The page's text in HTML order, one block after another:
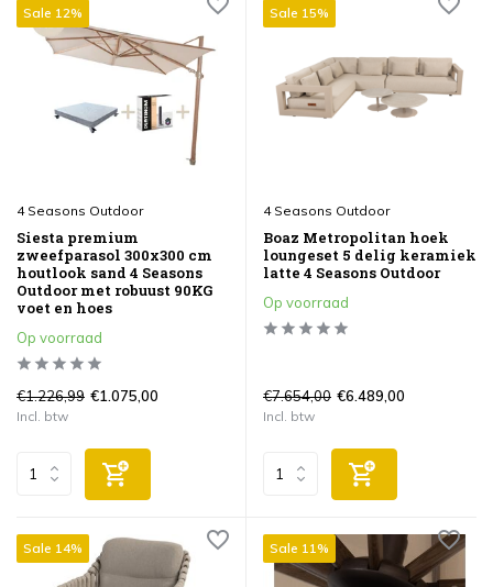
Sale 12%
4 Seasons Outdoor
Siesta premium
zweefparasol 300x300 cm
houtlook sand 4 Seasons
Outdoor met robuust 90KG
voet en hoes
Op voorraad
€1.226,99 €1.075,00
Incl. btw
Sale 15%
4 Seasons Outdoor
Boaz Metropolitan hoek
loungeset 5 delig keramiek
latte 4 Seasons Outdoor
Op voorraad
€7.654,00 €6.489,00
Incl. btw
Sale 14% Sale 11%